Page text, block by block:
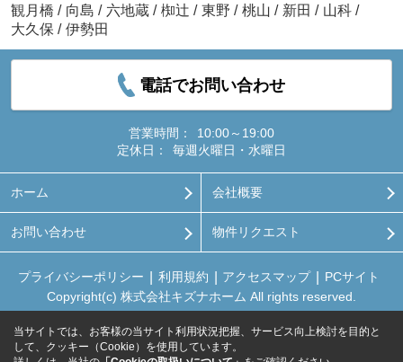
観月橋 / 向島 / 六地蔵 / 椥辻 / 東野 / 桃山 / 新田 / 山科 /
大久保 / 伊勢田
電話でお問い合わせ
営業時間：
10:00～19:00
定休日：
毎週火曜日・水曜日
ホーム 会社概要
お問い合わせ 物件リクエスト
プライバシーポリシー 利用規約 アクセスマップ
PCサイト
Copyright(c) 株式会社キズナホーム All rights reserved.
当サイトでは、お客様の当サイト利用状況把握、サービス向上検討を目的と
して、クッキー（Cookie）を使用しています。